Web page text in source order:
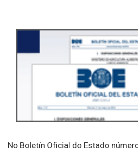
No Boletín Oficial do Estado